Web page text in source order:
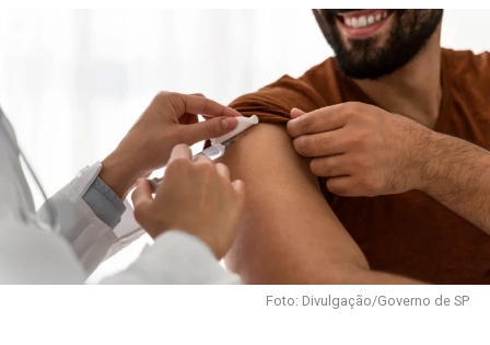
Foto: Divulgação/Governo de SP